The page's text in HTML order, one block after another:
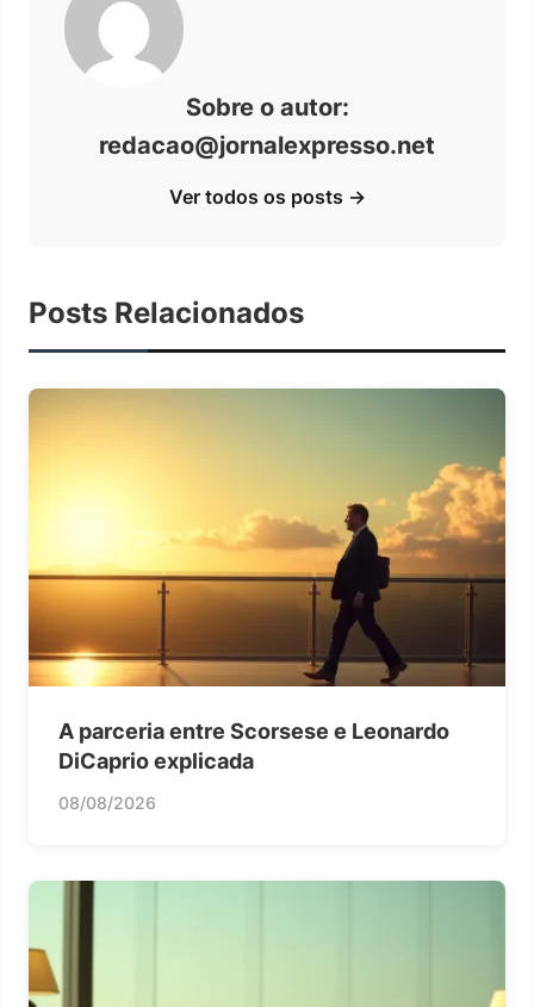
Sobre o autor:
redacao@jornalexpresso.net
Ver todos os posts →
Posts Relacionados
A parceria entre Scorsese e Leonardo
DiCaprio explicada
08/08/2026